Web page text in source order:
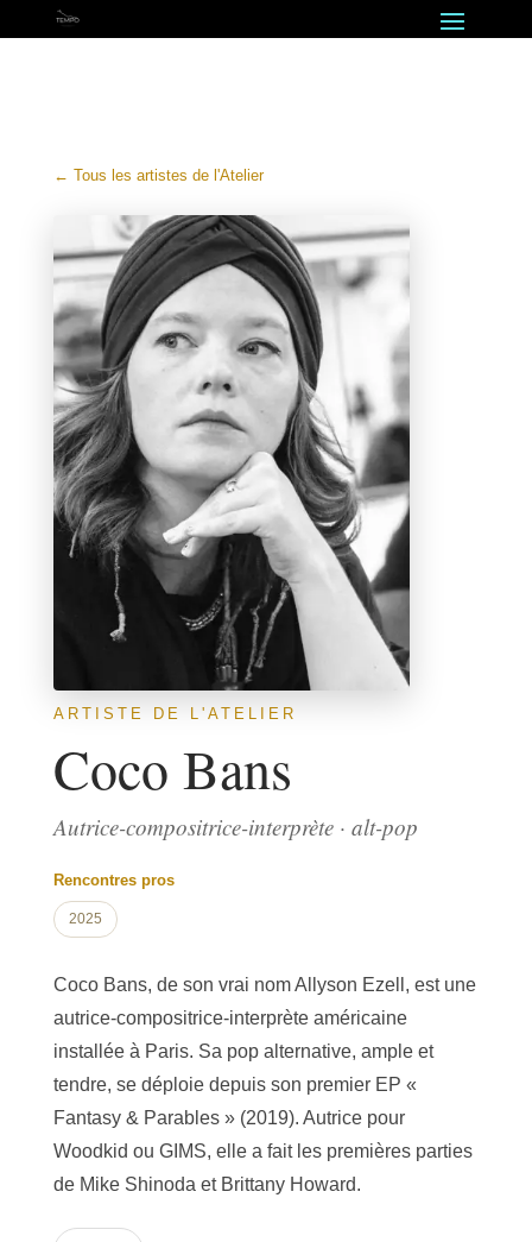
← Tous les artistes de l'Atelier
ARTISTE DE L'ATELIER
Coco Bans
Autrice-compositrice-interprète · alt-pop
Rencontres pros
2025
Coco Bans, de son vrai nom Allyson Ezell, est une
autrice-compositrice-interprète américaine
installée à Paris. Sa pop alternative, ample et
tendre, se déploie depuis son premier EP «
Fantasy & Parables » (2019). Autrice pour
Woodkid ou GIMS, elle a fait les premières parties
de Mike Shinoda et Brittany Howard.